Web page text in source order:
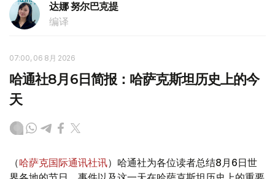
达娜 努尔巴克提
编译
07:00, 06 8月 2026
哈通社8月6日简报：哈萨克斯坦历史上的今
天
（哈萨克国际通讯社讯）哈通社为各位读者总结8月6日世